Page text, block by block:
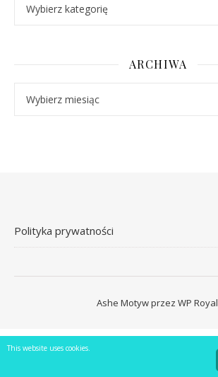
ARCHIWA
Polityka prywatności
Ashe Motyw przez WP Royal
This website uses cookies.